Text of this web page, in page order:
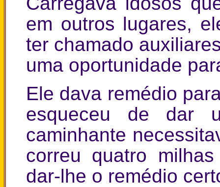
em outros lugares,
ter chamado
uma oportunidade
Ele dava remédio
esqueceu de dar
caminhante
correu quatro
dar-lhe o remédio